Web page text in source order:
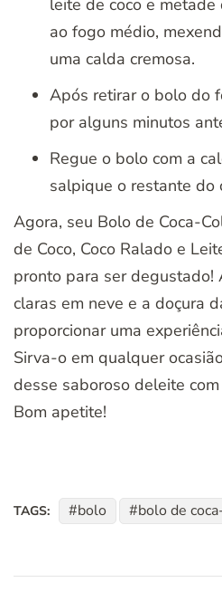
ao fogo médio,
uma calda cremosa.
Após retirar o bolo do
por alguns minutos
Regue o bolo com a
salpique o restante do
Agora, seu Bolo de Coca-
de Coco, Coco Ralado e
pronto para ser degustado!
claras em neve e a doçura
proporcionar uma
Sirva-o em qualquer
desse saboroso deleite
Bom apetite!
TAGS: bolo bolo de